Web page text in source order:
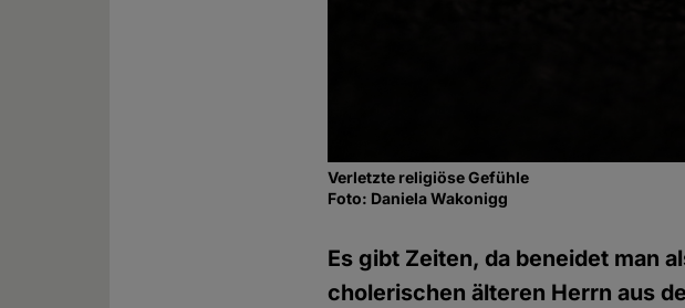
Verletzte religiöse Gefühle
Foto: Daniela Wakonigg
Es gibt Zeiten, da beneidet man
cholerischen älteren Herrn aus